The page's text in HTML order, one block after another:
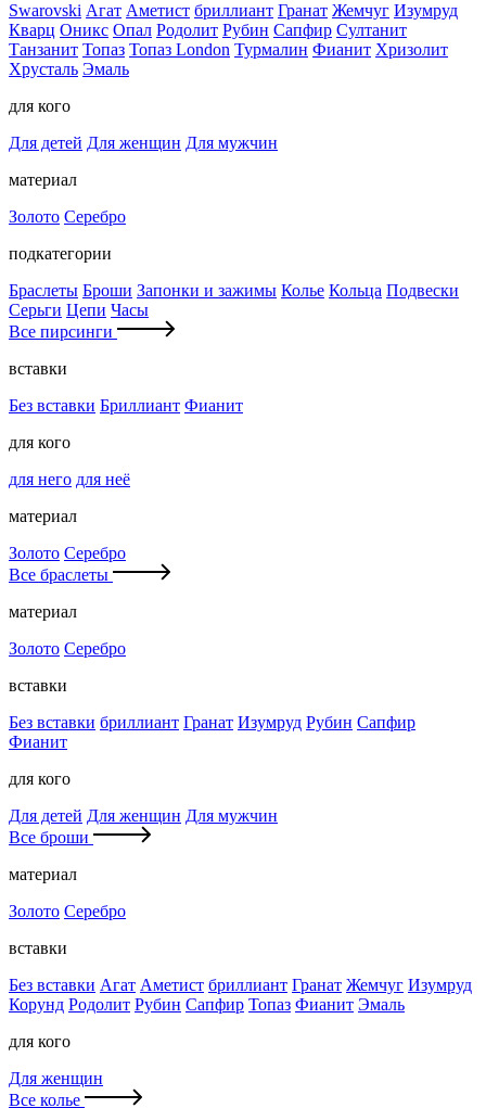
Swarovski Агат Аметист бриллиант Гранат Жемчуг Изумруд
Кварц Оникс Опал Родолит Рубин Сапфир Султанит
Танзанит Топаз Топаз London Турмалин Фианит Хризолит
Хрусталь Эмаль
для кого
Для детей Для женщин Для мужчин
материал
Золото Серебро
подкатегории
Браслеты Броши Запонки и зажимы Колье Кольца Подвески
Серьги Цепи Часы
Все пирсинги
вставки
Без вставки Бриллиант Фианит
для кого
для него для неё
материал
Золото Серебро
Все браслеты
материал
Золото Серебро
вставки
Без вставки бриллиант Гранат Изумруд Рубин Сапфир
Фианит
для кого
Для детей Для женщин Для мужчин
Все броши
материал
Золото Серебро
вставки
Без вставки Агат Аметист бриллиант Гранат Жемчуг Изумруд
Корунд Родолит Рубин Сапфир Топаз Фианит Эмаль
для кого
Для женщин
Все колье